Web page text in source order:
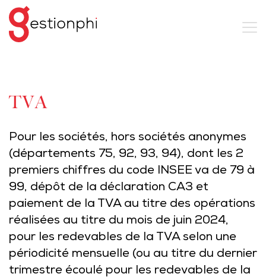
TVA
Pour les sociétés, hors sociétés anonymes
(départements 75, 92, 93, 94), dont les 2
premiers chiffres du code INSEE va de 79 à
99, dépôt de la déclaration CA3 et
paiement de la TVA au titre des opérations
réalisées au titre du mois de juin 2024,
pour les redevables de la TVA selon une
périodicité mensuelle (ou au titre du dernier
trimestre écoulé pour les redevables de la